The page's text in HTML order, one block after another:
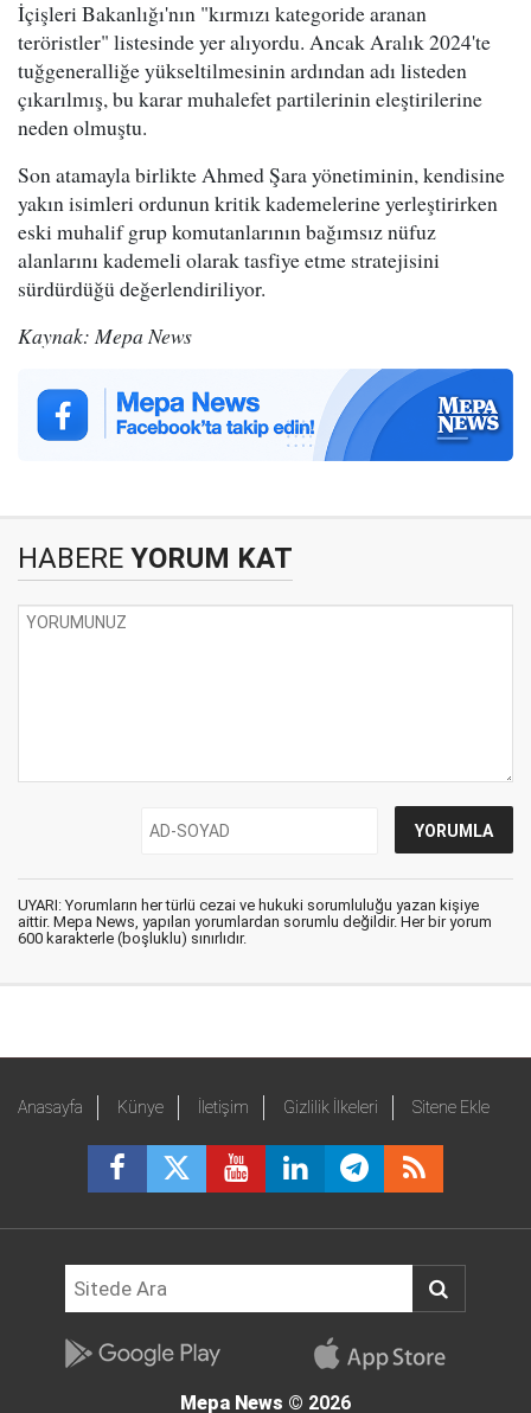
İçişleri Bakanlığı'nın "kırmızı kategoride aranan
teröristler" listesinde yer alıyordu. Ancak Aralık 2024'te
tuğgeneralliğe yükseltilmesinin ardından adı listeden
çıkarılmış, bu karar muhalefet partilerinin eleştirilerine
neden olmuştu.
Son atamayla birlikte Ahmed Şara yönetiminin, kendisine
yakın isimleri ordunun kritik kademelerine yerleştirirken
eski muhalif grup komutanlarının bağımsız nüfuz
alanlarını kademeli olarak tasfiye etme stratejisini
sürdürdüğü değerlendiriliyor.
Kaynak: Mepa News
HABERE YORUM KAT
UYARI: Yorumların her türlü cezai ve hukuki sorumluluğu yazan kişiye
aittir. Mepa News, yapılan yorumlardan sorumlu değildir. Her bir yorum
600 karakterle (boşluklu) sınırlıdır.
Anasayfa Künye İletişim Gizlilik İlkeleri Sitene Ekle
Mepa News © 2026